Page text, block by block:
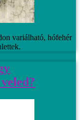
variálható, hófehér